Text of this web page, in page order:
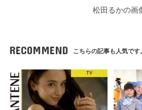
松田るかの画
RECOMMEND こちらの記事も人気です
TV